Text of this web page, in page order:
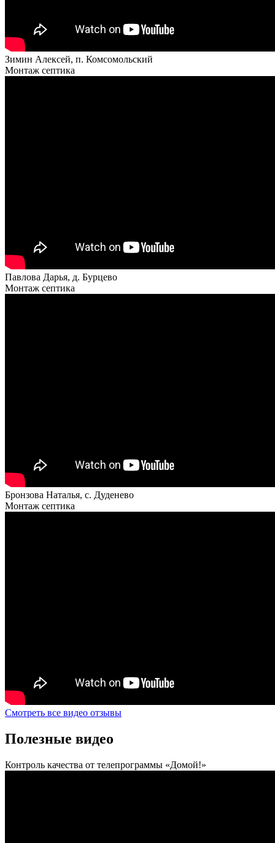
Зимин Алексей, п. Комсомольский
Монтаж септика
Павлова Дарья, д. Бурцево
Монтаж септика
Бронзова Наталья, с. Дуденево
Монтаж септика
Смотреть все видео отзывы
Полезные видео
Контроль качества от телепрограммы «Домой!»